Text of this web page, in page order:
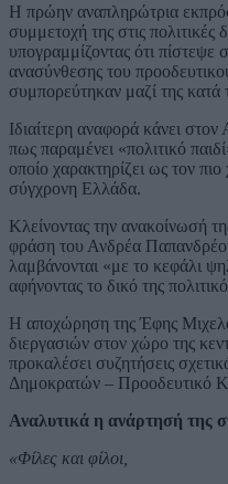
Η πρώην αναπληρώτρια
συμμετοχή της στις πολιτικές
υπογραμμίζοντας ότι
ανασύνθεσης του
συμπορεύτηκαν μαζί της κατά
Ιδιαίτερη αναφορά κάνει
πως παραμένει «πολιτικό
οποίο χαρακτηρίζει ως τον
σύγχρονη Ελλάδα.
Κλείνοντας την ανακοίνωσή
φράση του Ανδρέα
λαμβάνονται «με το κεφάλι
αφήνοντας το δικό της
Η αποχώρηση της Έφης
διεργασιών στον χώρο της
προκαλέσει συζητήσεις
Δημοκρατών – Προοδευτικό
Αναλυτικά η ανάρτησή της
«Φίλες και φίλοι,